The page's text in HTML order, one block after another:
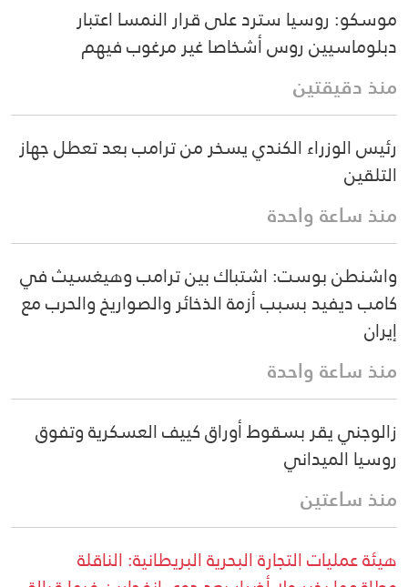
موسكو: روسيا سترد على قرار النمسا اعتبار
دبلوماسيين روس أشخاصا غير مرغوب فيهم
منذ دقيقتين
رئيس الوزراء الكندي يسخر من ترامب بعد تعطل جهاز
التلقين
منذ ساعة واحدة
واشنطن بوست: اشتباك بين ترامب وهيغسيث في
كامب ديفيد بسبب أزمة الذخائر والصواريخ والحرب مع
إيران
منذ ساعة واحدة
زالوجني يقر بسقوط أوراق كييف العسكرية وتفوق
روسيا الميداني
منذ ساعتين
هيئة عمليات التجارة البحرية البريطانية: الناقلة